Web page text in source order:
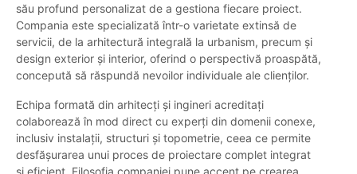
său profund personalizat de a gestiona fiecare proiect.
Compania este specializată într-o varietate extinsă de
servicii, de la arhitectură integrală la urbanism, precum și
design exterior și interior, oferind o perspectivă proaspătă,
concepută să răspundă nevoilor individuale ale clienților.
Echipa formată din arhitecți și ingineri acreditați
colaborează în mod direct cu experți din domenii conexe,
inclusiv instalații, structuri și topometrie, ceea ce permite
desfășurarea unui proces de proiectare complet integrat
și eficient. Filosofia companiei pune accent pe crearea